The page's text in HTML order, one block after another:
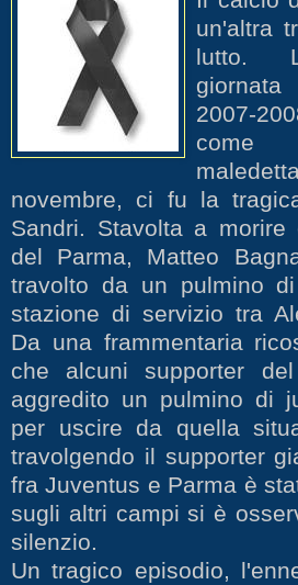
un'altra
lutto.
2007-
come
novembre, ci fu la
Sandri. Stavolta a
del Parma, Matteo
travolto da un pulmino
stazione di servizio tra
Da una frammentaria
che alcuni supporter
aggredito un pulmino di
per uscire da quella
travolgendo il supporter
fra Juventus e Parma è
sugli altri campi si è
silenzio.
Un tragico episodio,